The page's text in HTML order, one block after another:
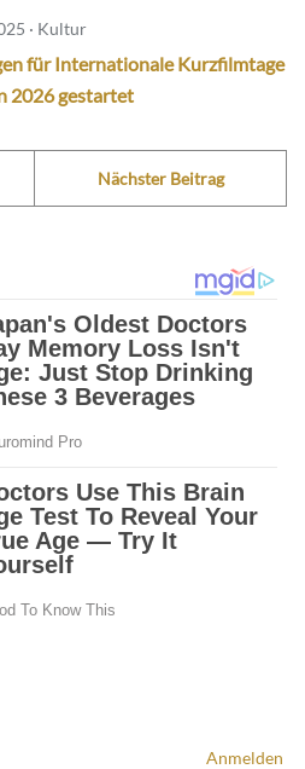
· Kultur
für Internationale Kurzfilmtage
2026 gestartet
Nächster Beitrag
Anmelden